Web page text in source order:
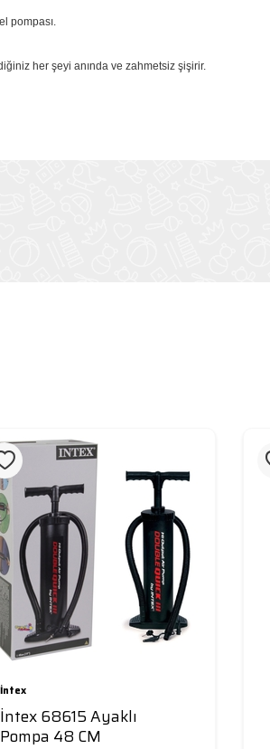
pompası.
her şeyi anında ve zahmetsiz şişirir.
İntex
İntex 68615 Ayaklı
Pompa 48 CM